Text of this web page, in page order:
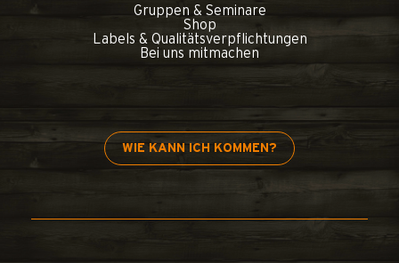
Gruppen & Seminare
Shop
Labels & Qualitätsverpflichtungen
Bei uns mitmachen
WIE KANN ICH KOMMEN?